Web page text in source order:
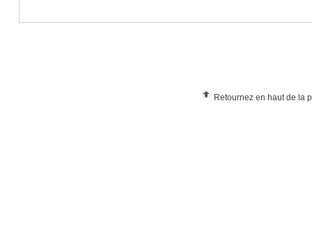
Retournez en haut de la